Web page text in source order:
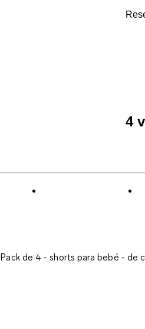
4
Pack de 4 - shorts para bebé - de